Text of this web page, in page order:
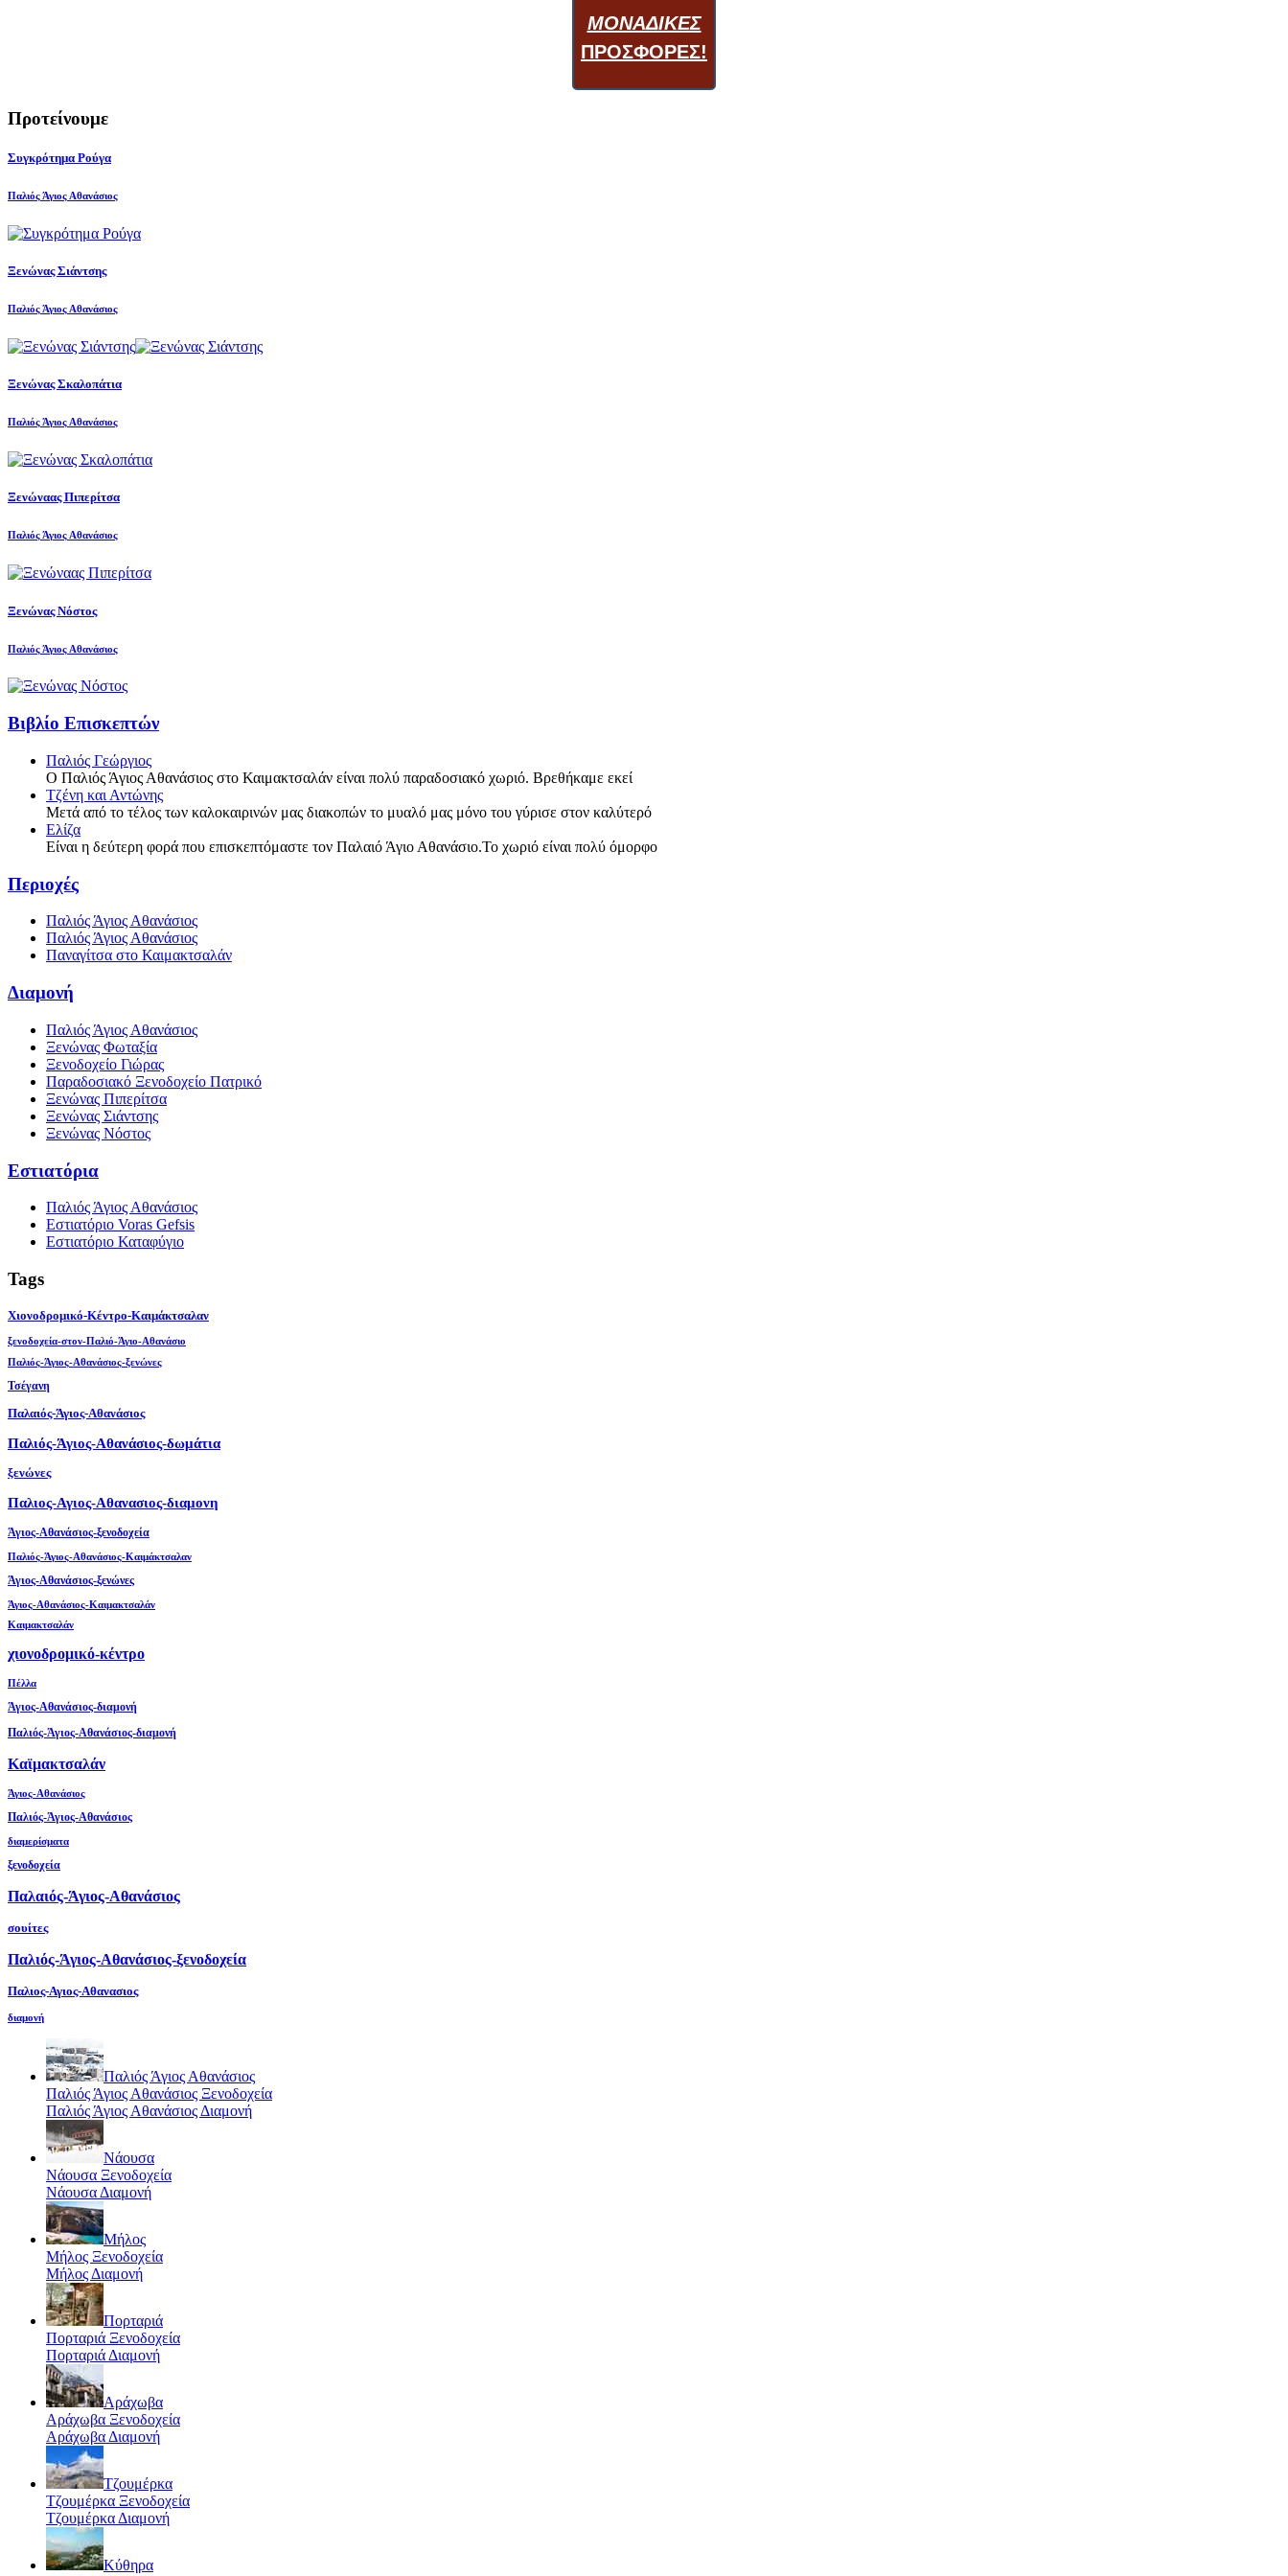
ΜΟΝΑΔΙΚΕΣ
ΠΡΟΣΦΟΡΕΣ!
Προτείνουμε
Συγκρότημα Ρούγα
Παλιός Άγιος Αθανάσιος
Ξενώνας Σιάντσης
Παλιός Άγιος Αθανάσιος
Ξενώνας Σκαλοπάτια
Παλιός Άγιος Αθανάσιος
Ξενώναας Πιπερίτσα
Παλιός Άγιος Αθανάσιος
Ξενώνας Νόστος
Παλιός Άγιος Αθανάσιος
Βιβλίο Επισκεπτών
Παλιός Γεώργιος
Ο Παλιός Άγιος Αθανάσιος στο Καιμακτσαλάν είναι πολύ παραδοσιακό χωριό. Βρεθήκαμε εκεί
Τζένη και Αντώνης
Μετά από το τέλος των καλοκαιρινών μας διακοπών το μυαλό μας μόνο του γύρισε στον καλύτερό
Ελίζα
Είναι η δεύτερη φορά που επισκεπτόμαστε τον Παλαιό Άγιο Αθανάσιο.Το χωριό είναι πολύ όμορφο
Περιοχές
Παλιός Άγιος Αθανάσιος
Παλιός Άγιος Αθανάσιος
Παναγίτσα στο Καιμακτσαλάν
Διαμονή
Παλιός Άγιος Αθανάσιος
Ξενώνας Φωταξία
Ξενοδοχείο Γιώρας
Παραδοσιακό Ξενοδοχείο Πατρικό
Ξενώνας Πιπερίτσα
Ξενώνας Σιάντσης
Ξενώνας Νόστος
Εστιατόρια
Παλιός Άγιος Αθανάσιος
Εστιατόριο Voras Gefsis
Εστιατόριο Καταφύγιο
Tags
Χιονοδρομικό-Κέντρο-Καιμάκτσαλαν
ξενοδοχεία-στον-Παλιό-Άγιο-Αθανάσιο
Παλιός-Άγιος-Αθανάσιος-ξενώνες
Τσέγανη
Παλαιός-Άγιος-Αθανάσιος
Παλιός-Άγιος-Αθανάσιος-δωμάτια
ξενώνες
Παλιος-Αγιος-Αθανασιος-διαμονη
Άγιος-Αθανάσιος-ξενοδοχεία
Παλιός-Άγιος-Αθανάσιος-Καιμάκτσαλαν
Άγιος-Αθανάσιος-ξενώνες
Άγιος-Αθανάσιος-Καιμακτσαλάν
Καιμακτσαλάν
χιονοδρομικό-κέντρο
Πέλλα
Άγιος-Αθανάσιος-διαμονή
Παλιός-Άγιος-Αθανάσιος-διαμονή
Καϊμακτσαλάν
Άγιος-Αθανάσιος
Παλιός-Άγιος-Αθανάσιος
διαμερίσματα
ξενοδοχεία
Παλαιός-Άγιος-Αθανάσιος
σουίτες
Παλιός-Άγιος-Αθανάσιος-ξενοδοχεία
Παλιος-Αγιος-Αθανασιος
διαμονή
Παλιός Άγιος Αθανάσιος
Παλιός Άγιος Αθανάσιος Ξενοδοχεία
Παλιός Άγιος Αθανάσιος Διαμονή
Νάουσα
Νάουσα Ξενοδοχεία
Νάουσα Διαμονή
Μήλος
Μήλος Ξενοδοχεία
Μήλος Διαμονή
Πορταριά
Πορταριά Ξενοδοχεία
Πορταριά Διαμονή
Αράχωβα
Αράχωβα Ξενοδοχεία
Αράχωβα Διαμονή
Τζουμέρκα
Τζουμέρκα Ξενοδοχεία
Τζουμέρκα Διαμονή
Κύθηρα